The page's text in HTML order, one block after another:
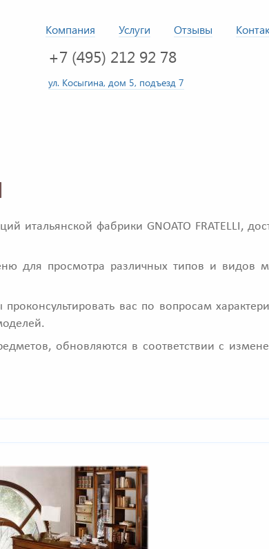
Компания Услуги Отзывы
+7 (495) 212 92 78
ул. Косыгина, дом 5, подъезд 7
итальянской фабрики GNOATO FRATELLI,
для просмотра различных типов и видов
вас по вопросам
обновляются в соответствии с